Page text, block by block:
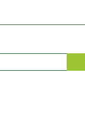
Serwis Praca